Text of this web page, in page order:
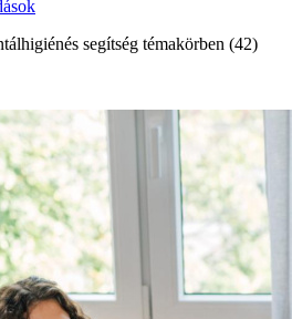
segítség témakörben (42)